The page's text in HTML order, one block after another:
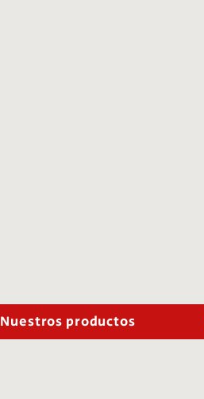
Nuestros productos